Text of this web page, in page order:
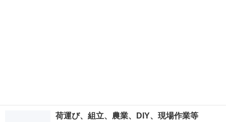
荷運び、組立、農業、DIY、現場作業等